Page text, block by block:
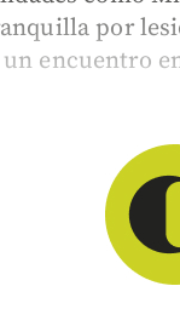
por
un encuentro